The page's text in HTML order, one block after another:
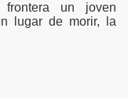
un joven
lugar de morir, la